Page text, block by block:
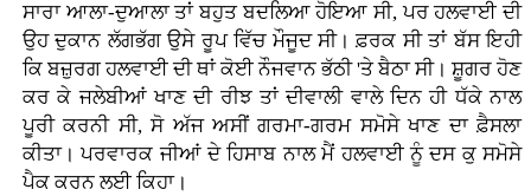
ਸਾਰਾ ਆਲਾ-ਦੁਆਲਾ ਤਾਂ ਬਹੁਤ ਬਦਲਿਆ ਹੋਇਆ ਸੀ, ਪਰ ਹਲਵਾਈ ਦੀ
ਉਹ ਦੁਕਾਨ ਲੱਗਭੱਗ ਉਸੇ ਰੂਪ ਵਿੱਚ ਮੌਜੂਦ ਸੀ। ਫ਼ਰਕ ਸੀ ਤਾਂ ਬੱਸ ਇਹੀ
ਕਿ ਬਜ਼ੁਰਗ ਹਲਵਾਈ ਦੀ ਥਾਂ ਕੋਈ ਨੌਜਵਾਨ ਭੱਠੀ 'ਤੇ ਬੈਠਾ ਸੀ। ਸ਼ੂਗਰ ਹੋਣ
ਕਰ ਕੇ ਜਲੇਬੀਆਂ ਖਾਣ ਦੀ ਰੀਝ ਤਾਂ ਦੀਵਾਲੀ ਵਾਲੇ ਦਿਨ ਹੀ ਧੱਕੇ ਨਾਲ
ਪੂਰੀ ਕਰਨੀ ਸੀ, ਸੋ ਅੱਜ ਅਸੀਂ ਗਰਮਾ-ਗਰਮ ਸਮੋਸੇ ਖਾਣ ਦਾ ਫ਼ੈਸਲਾ
ਕੀਤਾ। ਪਰਵਾਰਕ ਜੀਆਂ ਦੇ ਹਿਸਾਬ ਨਾਲ ਮੈਂ ਹਲਵਾਈ ਨੂੰ ਦਸ ਕੁ ਸਮੋਸੇ
ਪੈਕ ਕਰਨ ਲਈ ਕਿਹਾ।